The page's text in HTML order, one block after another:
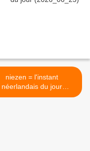
niezen = l'instant
néerlandais du jour
(2024_11_27) >